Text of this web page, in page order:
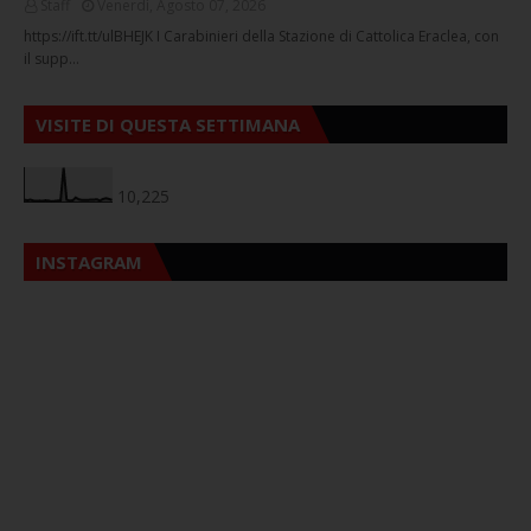
https://ift.tt/ulBHEJK I Carabinieri della Stazione di Cattolica Eraclea, con
il supp…
VISITE DI QUESTA SETTIMANA
10,225
INSTAGRAM